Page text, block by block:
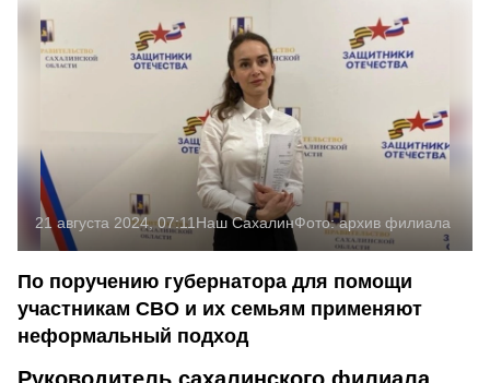
21 августа 2024, 07:11 Наш СахалинФото:архив филиала
По поручению губернатора для помощи
участникам СВО и их семьям применяют
неформальный подход